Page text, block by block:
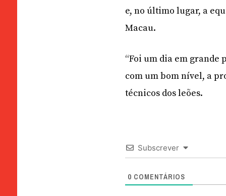
e, no último lugar, a
Macau.
“Foi um dia em grande
com um bom nível, a
técnicos dos leões.
Subscrever
0 COMENTÁRIOS